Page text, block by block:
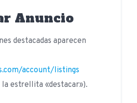
Anuncio
destacadas aparecen
account/listings
la estrellita «destacar»).